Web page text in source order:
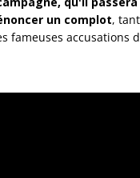
un complot,
fameuses accusations